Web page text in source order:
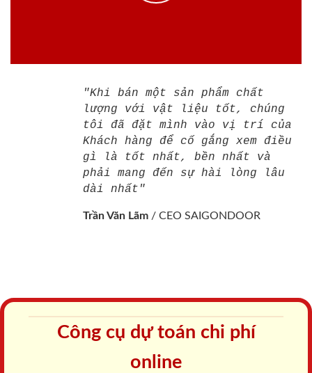
"Khi bán một sản phẩm chất
lượng với vật liệu tốt, chúng
tôi đã đặt mình vào vị trí của
Khách hàng để cố gắng xem điều
gì là tốt nhất, bền nhất và
phải mang đến sự hài lòng lâu
dài nhất"
Trần Văn Lãm / CEO SAIGONDOOR
Công cụ dự toán chi phí
online